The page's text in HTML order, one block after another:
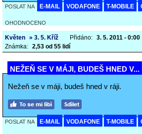
POSLAT NA E-MAIL VODAFONE T-MOBILE
OHODNOCENO
Květen » 3. 5. Kříž Přidáno: 3. 5. 2011 - 0:00
Známka: 2,53 od 55 lidí
NEŽEŇ SE V MÁJI, BUDEŠ HNED V...
Nežeň se v máji, budeš hned v ráji.
POSLAT NA E-MAIL VODAFONE T-MOBILE